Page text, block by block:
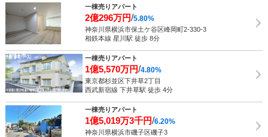
一棟売りアパート
2億296万円/5.80%
神奈川県横浜市保土ケ谷区峰岡町2-330-3
相鉄本線 星川駅 徒歩 8分
一棟売りアパート
1億5,570万円/4.80%
東京都杉並区下井草2丁目
西武新宿線 下井草駅 徒歩 4分
一棟売りアパート
1億5,019万3千円/6.20%
神奈川県横浜市磯子区磯子3